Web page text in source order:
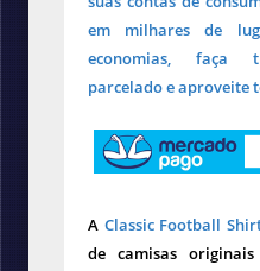
em milhares de
economias, faça
parcelado e aproveite
A Classic Football
de camisas